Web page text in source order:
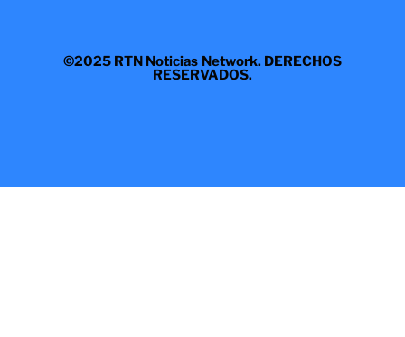
©2025 RTN Noticias Network. DERECHOS
RESERVADOS.